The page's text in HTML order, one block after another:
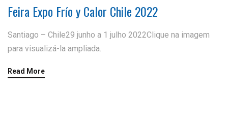
Feira Expo Frío y Calor Chile 2022
Santiago – Chile29 junho a 1 julho 2022Clique na imagem
para visualizá-la ampliada.
Read More